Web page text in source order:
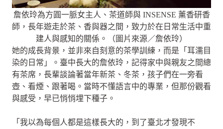
詹依玲為方圓一脈女主人、茶道師與 INSENSE 薰香研香
師，長年遊走於茶、香與器之間，致力於在日常生活中重
建人與感知的關係。（圖片來源／詹依玲）
她的成長背景，並非來自刻意的茶學訓練，而是「耳濡目
染的日常」。臺中長大的詹依玲，記得家中與親友之間總
有茶席，長輩談論著當年新茶、冬茶，孩子們在一旁看
壺、看煙、跟著喝。當時不懂語言中的專業，但那份觀看
與感受，早已悄悄埋下種子。
「我以為每個人都是這樣長大的，到了臺北才發現不